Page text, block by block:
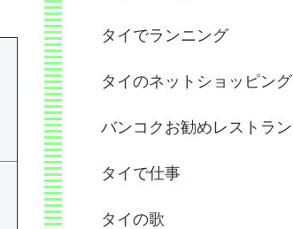
タイでランニング
タイのネットショッピング
バンコクお勧めレストラン
タイで仕事
タイの歌